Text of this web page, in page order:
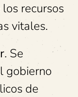
recursos
vitales.
. Se
gobierno
de